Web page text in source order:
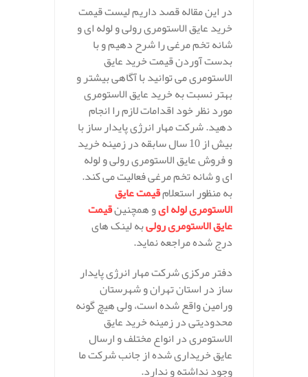
در این مقاله قصد داریم لیست قیمت
خرید عایق الاستومری رولی و لوله ای و
شانه تخم مرغی را شرح دهیم و با
بدست آوردن قیمت خرید عایق
الاستومری می توانید با آگاهی بیشتر و
بهتر نسبت به خرید عایق الاستومری
مورد نظر خود اقدامات لازم را انجام
دهید. شرکت مهار انرژی پایدار ساز با
بیش از 10 سال سابقه در زمینه خرید
و فروش عایق الاستومری رولی و لوله
ای و شانه تخم مرغی فعالیت می کند.
به منظور استعلامقیمت عایق
الاستومری لوله ایو همچنینقیمت
عایق الاستومری رولیبه لینک های
درج شده مراجعه نماید.
دفتر مرکزی شرکت مهار انرژی پایدار
ساز در استان تهران و شهرستان
ورامین واقع شده است، ولی هیچ گونه
محدودیتی در زمینه خرید عایق
الاستومری در انواع مختلف و ارسال
عایق خریداری شده از جانب شرکت ما
وجود نداشته و ندارد.